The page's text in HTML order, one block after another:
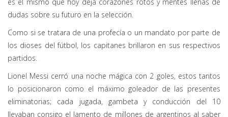
dudas sobre su futuro en la selección.
Como si se tratara de una profecía o un mandato por parte de
los dioses del fútbol, los capitanes brillaron en sus respectivos
partidos.
Lionel Messi cerró una noche mágica con 2 goles, estos tantos
lo posicionaron como el máximo goleador de las presentes
eliminatorias; cada jugada, gambeta y conducción del 10
llevaban consigo el lamento de millones de argentinos al saber